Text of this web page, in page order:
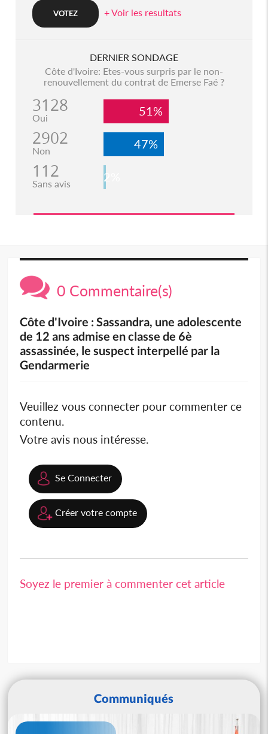
+ Voir les resultats
DERNIER SONDAGE
Côte d'Ivoire: Etes-vous surpris par le non-
renouvellement du contrat de Emerse Faé ?
3128
Oui 51%
2902
Non 47%
112
Sans avis 2%
0 Commentaire(s)
Côte d'Ivoire : Sassandra, une adolescente
de 12 ans admise en classe de 6è
assassinée, le suspect interpellé par la
Gendarmerie
Veuillez vous connecter pour commenter ce
contenu.
Votre avis nous intéresse.
Se Connecter
Créer votre compte
Soyez le premier à commenter cet article
Communiqués